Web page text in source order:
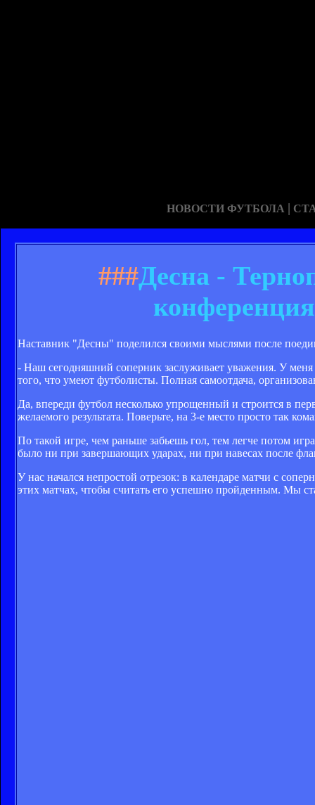
НОВОСТИ ФУТБОЛА |
###Десна -
Наставник "Десны" поделился своими мыслями после
- Наш сегодняшний соперник заслуживает уважения. У
того, что умеют футболисты. Полная самоотдача,
Да, впереди футбол несколько упрощенный и строится в
желаемого результата. Поверьте, на 3-е место просто так
По такой игре, чем раньше забьешь гол, тем легче потом
было ни при завершающих ударах, ни при навесах после
У нас начался непростой отрезок: в календаре матчи с
этих матчах, чтобы считать его успешно пройденным. Мы